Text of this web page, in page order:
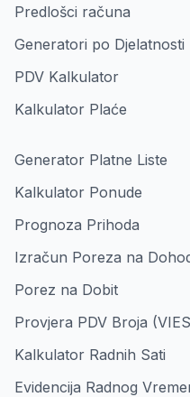
Predlošci računa
Generatori po Djelatnosti
PDV Kalkulator
Kalkulator Plaće
Generator Platne Liste
Kalkulator Ponude
Prognoza Prihoda
Izračun Poreza na
Porez na Dobit
Provjera PDV Broja
Kalkulator Radnih Sati
Evidencija Radnog